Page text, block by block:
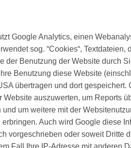
Google Analytics, einen
sog. “Cookies“,
der Benutzung der Website durch
Benutzung diese Website
übertragen und dort
Website auszuwerten, um Reports
um weitere mit der
Auch wird Google diese
vorgeschrieben oder soweit Dritte
Fall Ihre IP-Adresse mit anderen